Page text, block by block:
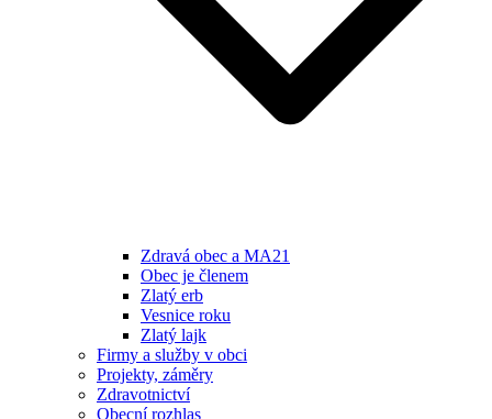
Zdravá obec a MA21
Obec je členem
Zlatý erb
Vesnice roku
Zlatý lajk
Firmy a služby v obci
Projekty, záměry
Zdravotnictví
Obecní rozhlas